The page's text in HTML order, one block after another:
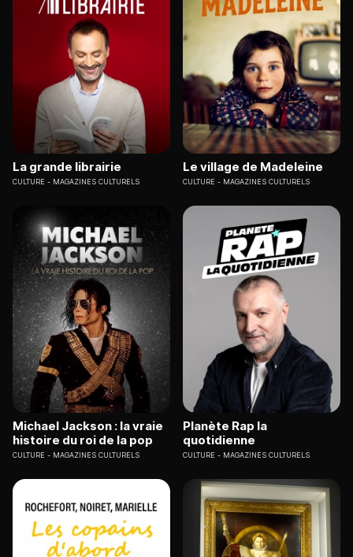
La grande librairie
CULTURE MAGAZINES CULTURELS
Le village de Madeleine
CULTURE MAGAZINES CULTURELS
Michael Jackson : la vraie
histoire du roi de la pop
CULTURE MAGAZINES CULTURELS
Planète Rap la
quotidienne
CULTURE MAGAZINES CULTURELS